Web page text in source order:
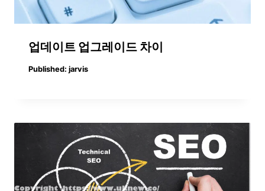
업데이트 업그레이드 차이
Published: jarvis